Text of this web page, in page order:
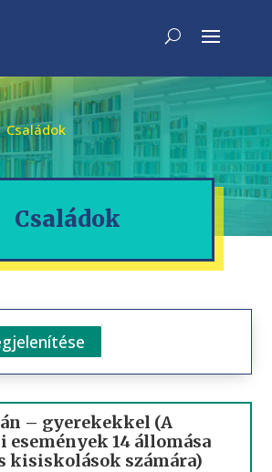
Családok
Családok
– gyerekekkel (A
események 14 állomása
kisiskolások számára)